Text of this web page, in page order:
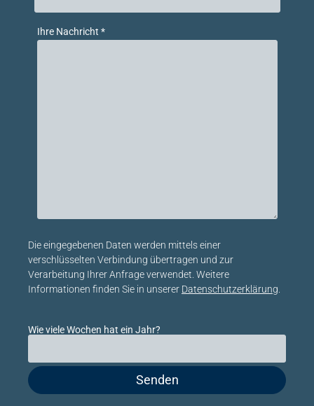
Ihre Nachricht *
Bitte lasse dieses Feld leer.
Die eingegebenen Daten werden mittels einer
verschlüsselten Verbindung übertragen und zur
Verarbeitung Ihrer Anfrage verwendet. Weitere
Informationen finden Sie in unserer Datenschutzerklärung
Wie viele Wochen hat ein Jahr?
Bitte lasse dieses Feld leer.